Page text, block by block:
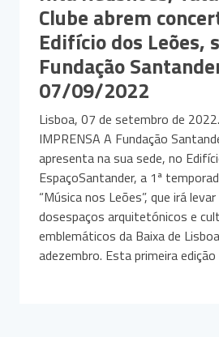
Clube abrem
Edifício dos Leões,
Fundação
07/09/2022
Lisboa, 07 de setembro de
IMPRENSA A Fundação
apresenta na sua sede, no
EspaçoSantander, a 1ª
“Música nos Leões”, que irá
dosespaços arquitetónicos e
emblemáticos da Baixa de
adezembro. Esta primeira